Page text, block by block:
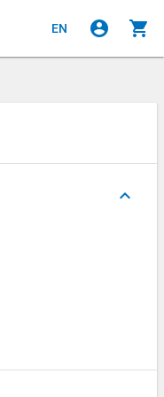
EN account_circle shopping_cart
keyboard_arrow_up